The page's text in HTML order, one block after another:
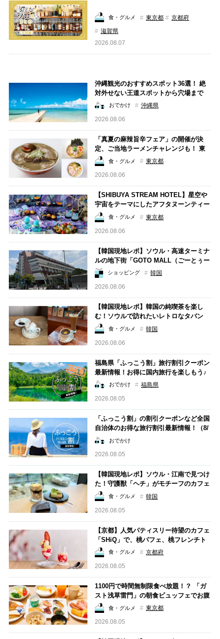
食・グルメ 東京都
京都府
滋賀県
2026.08.07
沖縄観光のおすすめスポット36選！ 絶
対外せない王道スポットから穴場まで
おでかけ
沖縄県
2026.08.06
「真夏の麻辣旨辛フェア」の開催が決
定、ご当地ラーメンチャレンジも！ 東
京駅「東京ラーメンストリート」の名店
ラーメン7選
食・グルメ
東京都
2026.08.06
【SHIBUYA STREAM HOTEL】星空や
宇宙をテーマにしたアフタヌーンティー
やクリームソーダも！ 「コスモプラネ
タリウム渋谷」とのコラボイベント「Fu
ll of Stars ～Starrystory～」
食・グルメ
東京都
2026.08.06
【韓国現地レポ】ソウル・高速ターミナ
ルの地下街「GOTO MALL（ごーとぅー
もーる）」で雨の日も快適ショッピン
グ！
ショッピング
韓国
2026.08.06
【韓国現地レポ】韓国の純喫茶を楽し
む！ソウルで訪れたいレトロなタバン
（茶房）2選
食・グルメ
韓国
2026.08.06
福島県「ふっこう割」旅行割引クーポン
最新情報！お得に国内旅行を楽しもう♪
（8/5更新）
おでかけ
福島県
2026.08.05
「ふっこう割」の割引クーポンなど全国
自治体のお得な旅行割引最新情報！（8/
5更新）おでかけ
2026.08.05
【韓国現地レポ】ソウル・江南で見つけ
た！守護獣「ヘチ」がモチーフのカフェ
「EERO(いろ)」
食・グルメ
韓国
2026.08.05
【京都】人気パティスリー待望のカフェ
「SHiQ」で、桃パフェ、桃フレンチト
ースト、桃フラッペと桃ざんまいの桃ま
つり
食・グルメ
京都府
2026.08.05
1100円で時間無制限食べ放題！？ 「ガ
スト浅草雷門」の朝食ビュッフェでお腹
も心も満たされる
食・グルメ
東京都
2026.08.05